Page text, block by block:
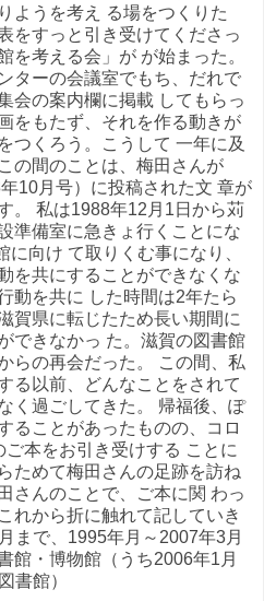
ようを考え る場をつくりた
をすっと引き受けてくださっ
を考える会」が が始まった。
ターの会議室でもち、だれで
会の案内欄に掲載 してもらっ
をもたず、それを作る動きが
つくろう。こうして 一年に及
の間のことは、梅田さんが
10月号）に投稿された文 章が
。 私は1988年12月1日から苅
準備室に急きょ行くことにな
向け て取りくむ事になり、
を共にすることができなくな
動を共に した時間は2年たら
賀県に転じたため長い期間に
できなかっ た。滋賀の図書館
らの再会だった。 この間、私
る以前、どんなことをされて
く過ごしてきた。 帰福後、ぽ
ることがあったものの、コロ
本をお引き受けする ことに
ためて梅田さんの足跡を訪ね
さんのことで、ご本に関 わっ
れから折に触れて記していき
まで、1995年月～2007年3月
館・博物館（うち2006年1月
書館）